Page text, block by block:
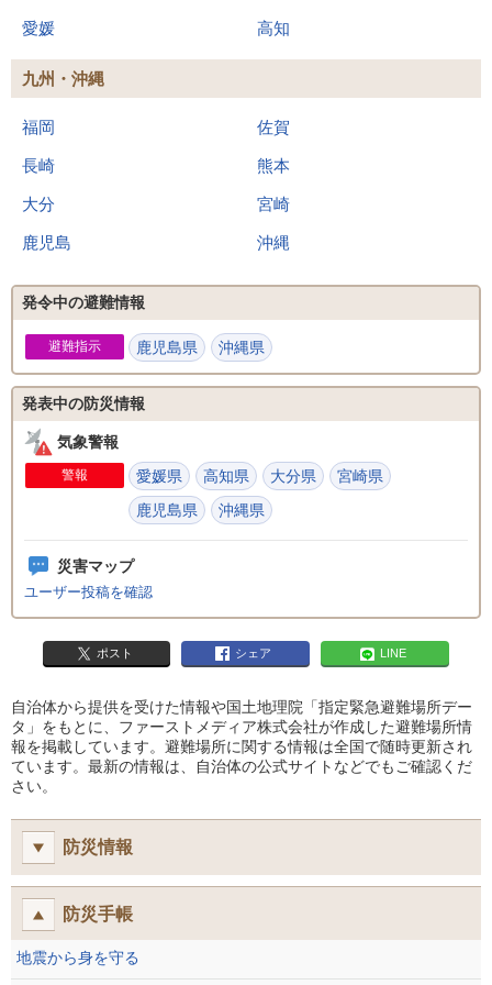
愛媛 高知
九州・沖縄
福岡 佐賀
長崎 熊本
大分 宮崎
鹿児島 沖縄
発令中の避難情報
避難指示 鹿児島県 沖縄県
発表中の防災情報
気象警報
警報 愛媛県 高知県 大分県
宮崎県
鹿児島県
沖縄県
災害マップ
ユーザー投稿を確認
ポスト シェア LINE
自治体から提供を受けた情報や国土地理院「指定緊急避難場所デー
タ」をもとに、ファーストメディア株式会社が作成した避難場所情
報を掲載しています。避難場所に関する情報は全国で随時更新され
ています。最新の情報は、自治体の公式サイトなどでもご確認くだ
さい。
防災情報
防災手帳
地震から身を守る